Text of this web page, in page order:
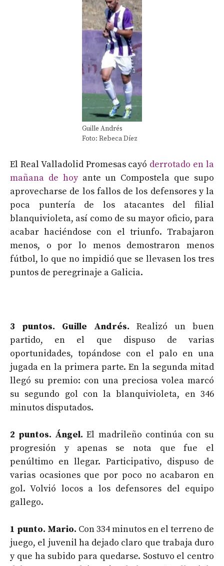
Guille Andrés
Foto: Rebeca Díez
El Real Valladolid Promesas cayó derrotado en la
mañana de hoyante un Compostela que supo
aprovecharse de los fallos de los defensores y la
poca puntería de los atacantes del filial
blanquivioleta, así como de su mayor oficio, para
acabar haciéndose con el triunfo. Trabajaron
menos, o por lo menos demostraron menos
fútbol, lo que no impidió que se llevasen los tres
puntos de peregrinaje a Galicia.
3 puntos. Guille Andrés. Realizó un buen
partido, en el que dispuso de varias
oportunidades, topándose con el palo en una
jugada en la primera parte. En la segunda mitad
llegó su premio: con una preciosa volea marcó
su segundo gol con la blanquivioleta, en 346
minutos disputados.
2 puntos. Ángel. El madrileño continúa con su
progresión y apenas se nota que fue el
penúltimo en llegar. Participativo, dispuso de
varias ocasiones que por poco no acabaron en
gol. Volvió locos a los defensores del equipo
gallego.
1 punto. Mario. Con 334 minutos en el terreno de
juego, el juvenil ha dejado claro que trabaja duro
y que ha subido para quedarse. Sostuvo el centro